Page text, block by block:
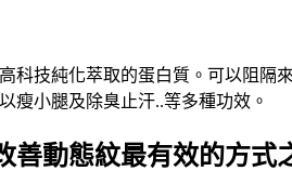
科技純化萃取的蛋白質。可以阻
瘦小腿及除臭止汗..等多種功效。
善動態紋最有效的方式